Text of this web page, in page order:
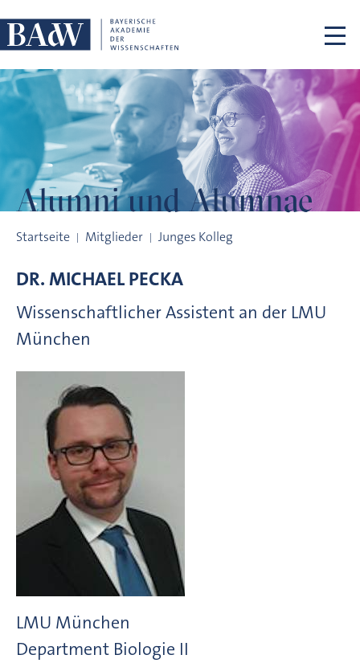
Alumni und Alumnae
Startseite Mitglieder Junges Kolleg
DR.MICHAELPECKA
Wissenschaftlicher Assistent an der LMU
München
LMU München
Department Biologie II